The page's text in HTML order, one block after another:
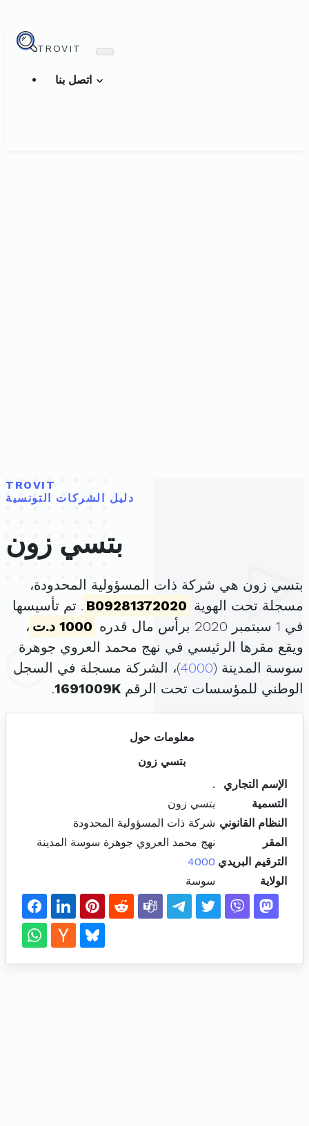
TROVIT
TROVIT
دليل الشركات التونسية
بتسي زون
بتسي زون هي شركة ذات المسؤولية المحدودة،
مسجلة تحت الهوية B09281372020 . تم تأسيسها
في 1 سبتمبر 2020 برأس مال قدره
1000 د.ت
،
ويقع مقرها الرئيسي في نهج محمد العروي جوهرة
سوسة المدينة (4000)، الشركة مسجلة في السجل
الوطني للمؤسسات تحت الرقم 1691009K
.
معلومات حول
بتسي زون
الإسم التجاري
.
التسمية
بتسي زون
النظام القانوني شركة ذات المسؤولية المحدودة
المقر
نهج محمد العروي جوهرة سوسة المدينة
الترقيم البريدي 4000
الولاية
سوسة